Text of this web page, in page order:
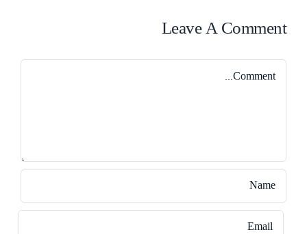
Leave A Comment